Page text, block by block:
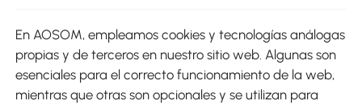
Métodos de Pago
En AOSOM, empleamos cookies y tecnologías análogas
propias y de terceros en nuestro sitio web. Algunas son
esenciales para el correcto funcionamiento de la web,
mientras que otras son opcionales y se utilizan para